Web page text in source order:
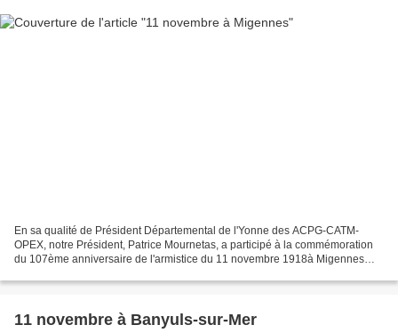
En sa qualité de Président Départemental de l'Yonne des ACPG-CATM-
OPEX, notre Président, Patrice Mournetas, a participé à la commémoration
du 107ème anniversaire de l'armistice du 11 novembre 1918à Migennes
11 novembre à Banyuls-sur-Mer